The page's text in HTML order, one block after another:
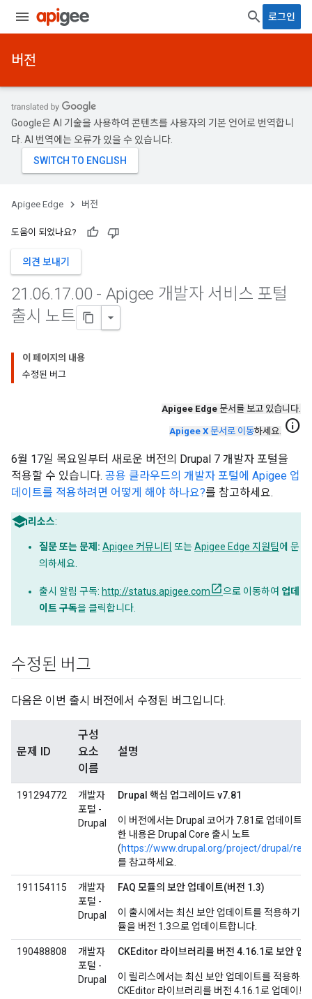
로그인
버전
Google은 AI 기술을 사용하여 콘텐츠를 사용자의 기본 언어로 번역합니
다. AI 번역에는 오류가 있을 수 있습니다.
Apigee Edge 버전
도움이 되었나요?
의견 보내기
21 .06.17.00 - Apigee 개발자 서비스 포털
출시 노트
이 페이지의 내용
수정된 버그
Apigee Edge 문서를 보고 있습니다.
Apigee X 문서로 이동하세요. info
6월 17일 목요일부터 새로운 버전의 Drupal 7 개발자 포털을
적용할 수 있습니다. 공용 클라우드의 개발자 포털에 Apigee 업
데이트를 적용하려면 어떻게 해야 하나요?를 참고하세요.
리소스:
질문 또는 문제: Apigee 커뮤니티 또는Apigee Edge 지원팀에 문
의하세요.
출시 알림 구독: http://status.apigee.com 으로 이동하여 업데
이트 구독을 클릭합니다.
수정된 버그
다음은 이번 출시 버전에서 수정된 버그입니다.
문제 ID
구성
요소
이름
설명
191294772
개발자
포털 -
Drupal
Drupal 핵심 업그레이드 v7.81
이 버전에서는 Drupal 코어가 7.81로 업데이트
한 내용은 Drupal Core 출시 노트
(https://www.drupal.org/project/drupal/
를 참고하세요.
191154115
개발자
포털 -
Drupal
FAQ 모듈의 보안 업데이트(버전 1.3)
이 출시에서는 최신 보안 업데이트를 적용하기
듈을 버전 1.3으로 업데이트합니다.
190488808
개발자
포털 -
Drupal
CKEditor 라이브러리를 버전 4.16.1로 보안 업
이 릴리스에서는 최신 보안 업데이트를 적용하기
CKEditor 라이브러리를 버전 4.16.1로 업데이트